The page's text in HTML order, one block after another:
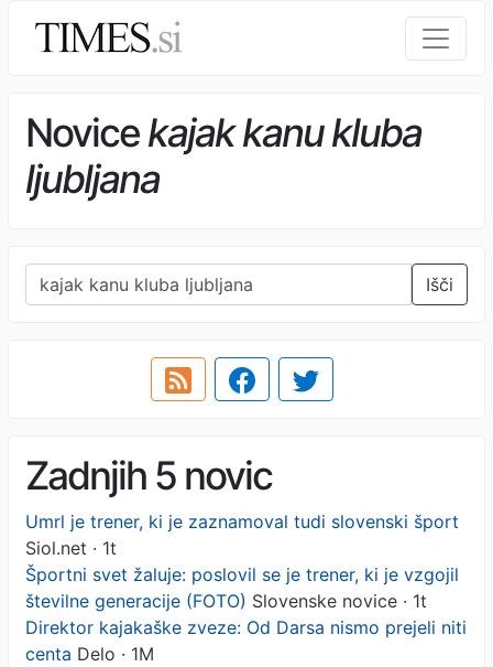
Novicekajak kanu kluba
ljubljana
Išči
Zadnjih 5 novic
Umrl je trener, ki je zaznamoval tudi slovenski šport
Siol.net · 1t
Športni svet žaluje: poslovil se je trener, ki je vzgojil
številne generacije (FOTO) Slovenske novice · 1t
Direktor kajakaške zveze: Od Darsa nismo prejeli niti
centa Delo · 1M